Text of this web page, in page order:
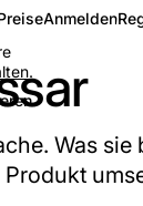
Anmelden
Was sie
.